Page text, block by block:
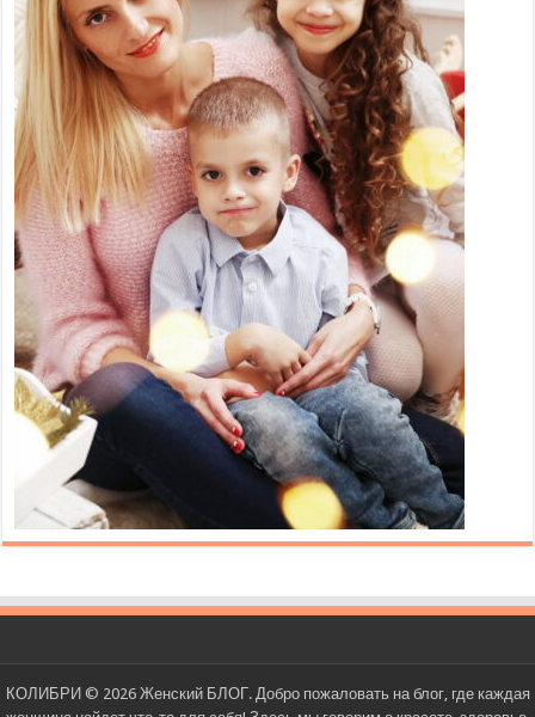
КОЛИБРИ © 2026 Женский БЛОГ. Добро пожаловать на блог, где каждая